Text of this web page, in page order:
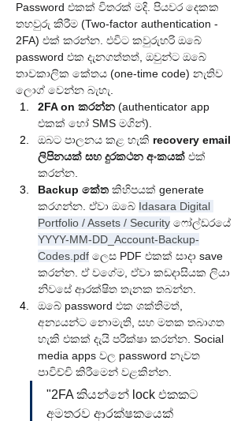
Password එකක් විතරක් මදි. පියවර දෙකක
තහවුරු කිරීම (Two-factor authentication -
2FA) එක් කරන්න. එවිට කවුරුහරි ඔබේ
password එක දැනගත්තත්, ඔවුන්ට ඔබේ
තාවකාලික කේතය (one-time code) නැතිව
ලොග් වෙන්න බැහැ.
2FA on කරන්න (authenticator app
එකක් හෝ SMS මගින්).
ඔබට පාලනය කළ හැකි recovery email
ලිපිනයක් සහ දුරකථන අංකයක් එක්
කරන්න.
Backup කේත කිහිපයක් generate
කරගන්න. ඒවා ඔබේ Idasara Digital
Portfolio / Assets / Security ෆෝල්ඩරයේ
YYYY-MM-DD_Account-Backup-
Codes.pdf ලෙස PDF එකක් සාදා save
කරන්න. ඒ වගේම, ඒවා කඩදාසියක ලියා
නිවසේ ආරක්ෂිත තැනක තබන්න.
ඔබේ password එක ශක්තිමත්,
අන්‍යයන්ට නොමැති, සහ මතක තබාගත
හැකි එකක් දැයි පරීක්ෂා කරන්න. Social
media apps වල password නැවත
පාවිච්චි කිරීමෙන් වළකින්න.
"2FA කියන්නේ lock එකකට
අමතරව ආරක්ෂකයෙක්